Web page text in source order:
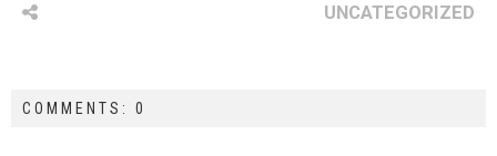
UNCATEGORIZED
COMMENTS: 0